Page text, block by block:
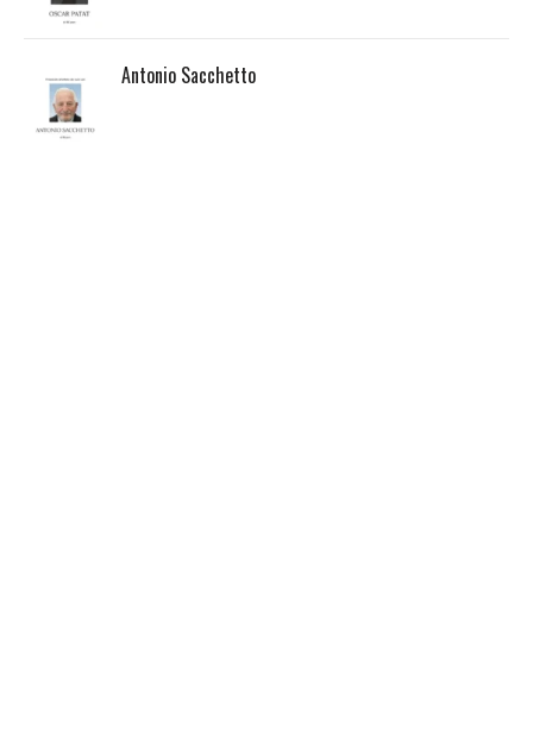
Antonio Sacchetto